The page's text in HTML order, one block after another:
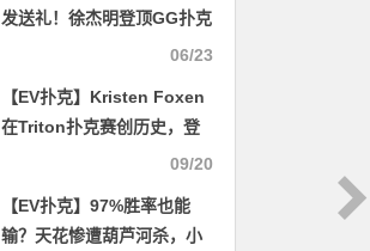
发送礼！徐杰明登顶GG扑克
生肖神秘赏金赛王座！孙长
+3000万成最大赢家！美女
季思雨摘冠喜提WSOP主赛
06/23
【EV扑克】Kristen Foxen
在Triton扑克赛创历史，登
09/20
【EV扑克】97%胜率也能
输？天花惨遭葫芦河杀，小